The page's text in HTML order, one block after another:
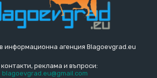
информационна агенция Blagoevgrad.eu
реклама и въпроси:
blagoevgrad.eu@gmail.com